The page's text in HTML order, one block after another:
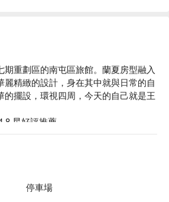
重劃區的南屯區旅館。蘭夏房型融入
麗精緻的設計，身在其中就與日常的自
的擺設，環視四周，今天的自己就是王
星好評推薦
雅壯麗的外觀與周遭的建築形成對比，
國情調，尚未入住就帶給人無限期待
劃區，臺中交流道下約 10 分鐘車程
館住宿方案、蘭夏會館休息方案立刻查
停車場